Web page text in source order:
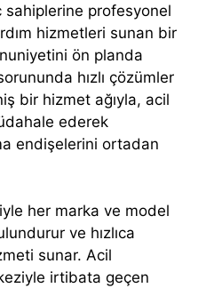
sahiplerine profesyonel
hizmetleri sunan bir
ön planda
hızlı çözümler
bir hizmet ağıyla, acil
ederek
endişelerini ortadan
her marka ve model
ve hızlıca
sunar. Acil
irtibata geçen